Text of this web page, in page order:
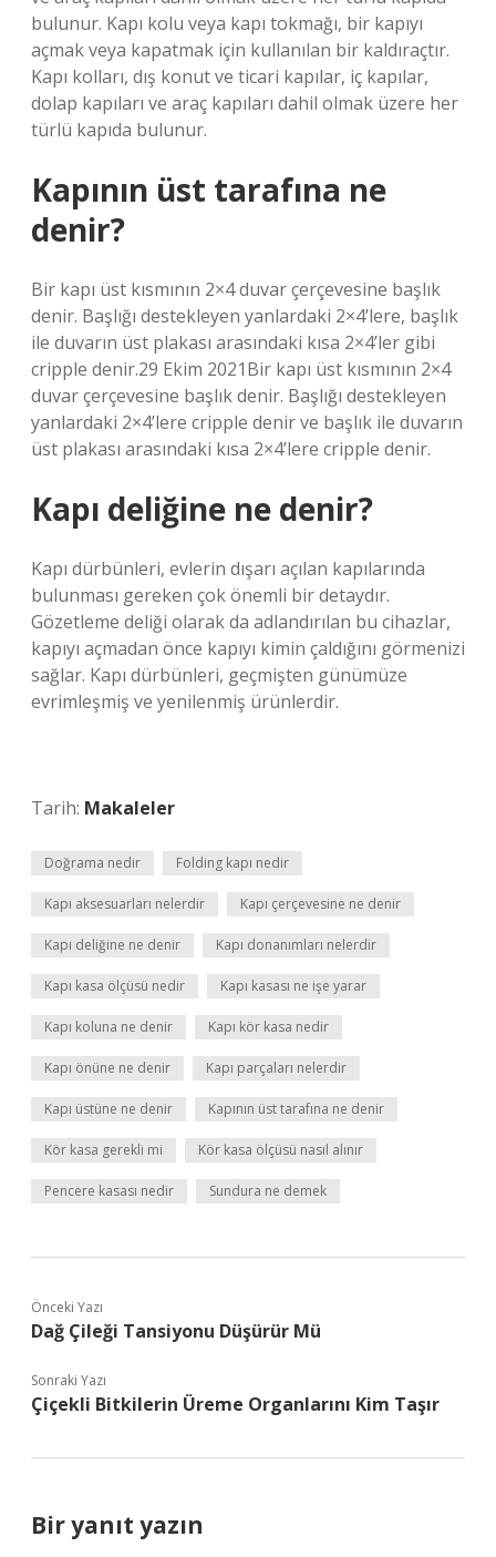
bulunur. Kapı kolu veya kapı tokmağı, bir kapıyı
açmak veya kapatmak için kullanılan bir kaldıraçtır.
Kapı kolları, dış konut ve ticari kapılar, iç kapılar,
dolap kapıları ve araç kapıları dahil olmak üzere her
türlü kapıda bulunur.
Kapının üst tarafına ne
denir?
Bir kapı üst kısmının 2×4 duvar çerçevesine başlık
denir. Başlığı destekleyen yanlardaki 2×4’lere, başlık
ile duvarın üst plakası arasındaki kısa 2×4’ler gibi
cripple denir.29 Ekim 2021Bir kapı üst kısmının 2×4
duvar çerçevesine başlık denir. Başlığı destekleyen
yanlardaki 2×4’lere cripple denir ve başlık ile duvarın
üst plakası arasındaki kısa 2×4’lere cripple denir.
Kapı deliğine ne denir?
Kapı dürbünleri, evlerin dışarı açılan kapılarında
bulunması gereken çok önemli bir detaydır.
Gözetleme deliği olarak da adlandırılan bu cihazlar,
kapıyı açmadan önce kapıyı kimin çaldığını görmenizi
sağlar. Kapı dürbünleri, geçmişten günümüze
evrimleşmiş ve yenilenmiş ürünlerdir.
Tarih: Makaleler
Doğrama nedir Folding kapı nedir
Kapı aksesuarları nelerdir Kapı çerçevesine ne denir
Kapı deliğine ne denir Kapı donanımları nelerdir
Kapı kasa ölçüsü nedir Kapı kasası ne işe yarar
Kapı koluna ne denir Kapı kör kasa nedir
Kapı önüne ne denir Kapı parçaları nelerdir
Kapı üstüne ne denir Kapının üst tarafına ne denir
Kör kasa gerekli mi Kör kasa ölçüsü nasıl alınır
Pencere kasası nedir Sundura ne demek
Önceki Yazı
Dağ Çileği Tansiyonu Düşürür Mü
Sonraki Yazı
Çiçekli Bitkilerin Üreme Organlarını Kim Taşır
Bir yanıt yazın